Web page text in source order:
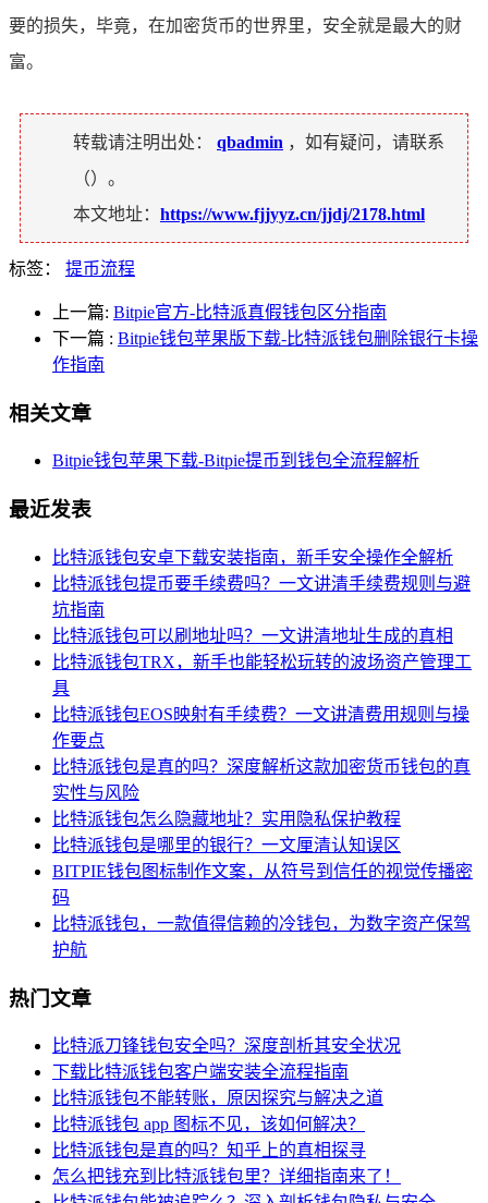
要的损失，毕竟，在加密货币的世界里，安全就是最大的财
富。
转载请注明出处： qbadmin ，如有疑问，请联系
（）。
本文地址： https://www.fjjyyz.cn/jjdj/2178.html
标签： 提币流程
上一篇: Bitpie官方-比特派真假钱包区分指南
下一篇 : Bitpie钱包苹果版下载-比特派钱包删除银行卡操
作指南
相关文章
Bitpie钱包苹果下载-Bitpie提币到钱包全流程解析
最近发表
比特派钱包安卓下载安装指南，新手安全操作全解析
比特派钱包提币要手续费吗？一文讲清手续费规则与避
坑指南
比特派钱包可以刷地址吗？一文讲清地址生成的真相
比特派钱包TRX，新手也能轻松玩转的波场资产管理工
具
比特派钱包EOS映射有手续费？一文讲清费用规则与操
作要点
比特派钱包是真的吗？深度解析这款加密货币钱包的真
实性与风险
比特派钱包怎么隐藏地址？实用隐私保护教程
比特派钱包是哪里的银行？一文厘清认知误区
BITPIE钱包图标制作文案，从符号到信任的视觉传播密
码
比特派钱包，一款值得信赖的冷钱包，为数字资产保驾
护航
热门文章
比特派刀锋钱包安全吗？深度剖析其安全状况
下载比特派钱包客户端安装全流程指南
比特派钱包不能转账，原因探究与解决之道
比特派钱包 app 图标不见，该如何解决？
比特派钱包是真的吗？知乎上的真相探寻
怎么把钱充到比特派钱包里？详细指南来了！